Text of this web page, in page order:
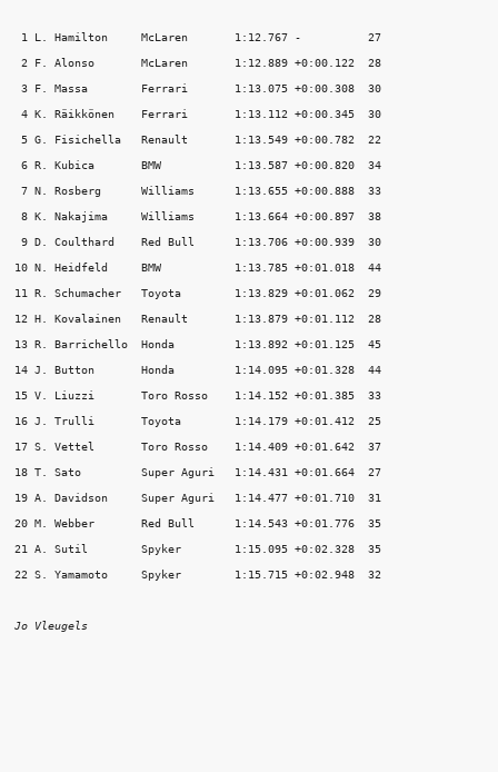
1 L. Hamilton     McLaren       1:12.767 -          27
2 F. Alonso       McLaren       1:12.889 +0:00.122  28
3 F. Massa        Ferrari       1:13.075 +0:00.308  30
4 K. Räikkönen    Ferrari       1:13.112 +0:00.345  30
5 G. Fisichella   Renault       1:13.549 +0:00.782  22
6 R. Kubica       BMW           1:13.587 +0:00.820  34
7 N. Rosberg      Williams      1:13.655 +0:00.888  33
8 K. Nakajima     Williams      1:13.664 +0:00.897  38
9 D. Coulthard    Red Bull      1:13.706 +0:00.939  30
10 N. Heidfeld     BMW           1:13.785 +0:01.018  44
11 R. Schumacher   Toyota        1:13.829 +0:01.062  29
12 H. Kovalainen   Renault       1:13.879 +0:01.112  28
13 R. Barrichello  Honda         1:13.892 +0:01.125  45
14 J. Button       Honda         1:14.095 +0:01.328  44
15 V. Liuzzi       Toro Rosso    1:14.152 +0:01.385  33
16 J. Trulli       Toyota        1:14.179 +0:01.412  25
17 S. Vettel       Toro Rosso    1:14.409 +0:01.642  37
18 T. Sato         Super Aguri   1:14.431 +0:01.664  27
19 A. Davidson     Super Aguri   1:14.477 +0:01.710  31
20 M. Webber       Red Bull      1:14.543 +0:01.776  35
21 A. Sutil        Spyker        1:15.095 +0:02.328  35
Jo Vleugels